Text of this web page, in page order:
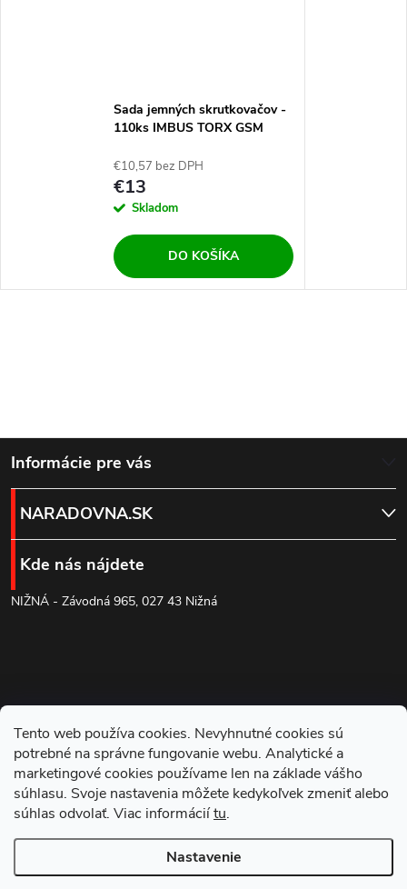
Tento web používa cookies. Nevyhnutné cookies sú
potrebné na správne fungovanie webu. Analytické a
marketingové cookies používame len na základe vášho
súhlasu. Svoje nastavenia môžete kedykoľvek zmeniť alebo
súhlas odvolať. Viac informáciítu.
Nastavenie
Sada jemných skrutkovačov -
110ks IMBUS TORX GSM
€10,57 bez DPH
€13
Skladom
DO KOŠÍKA
Z
á
p
ä
e
Informácie pre vás
NARADOVNA.SK
Kde nás nájdete
NIŽNÁ - Závodná 965, 027 43 Nižná
Blog